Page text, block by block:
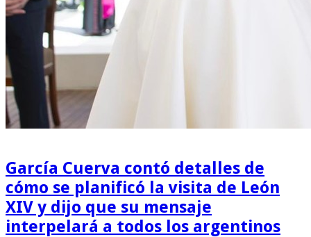
García Cuerva contó detalles de
cómo se planificó la visita de León
XIV y dijo que su mensaje
interpelará a todos los argentinos